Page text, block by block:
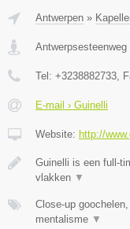
Antwerpen »
Tel: +3238882733 ,
E-mail › Guinelli
Website: http://
Guinelli is een full-
vlakken ▼
Close-up
mentalisme ▼